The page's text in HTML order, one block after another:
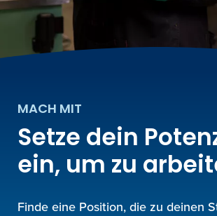
MACH MIT
Setze dein
ein, um zu
Finde eine Position, die zu deinen